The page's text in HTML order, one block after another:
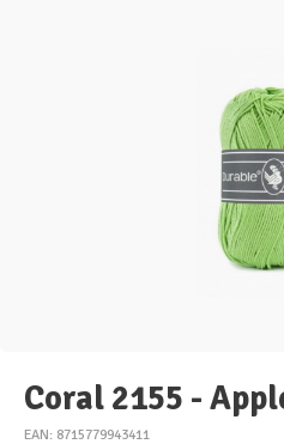
Coral 2155 -
EAN: 8715779943411